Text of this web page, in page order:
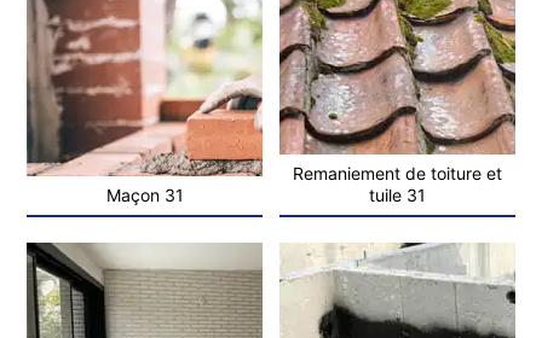
Maçon 31
Remaniement de toiture et
tuile 31